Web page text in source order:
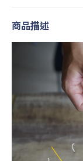
商品描述